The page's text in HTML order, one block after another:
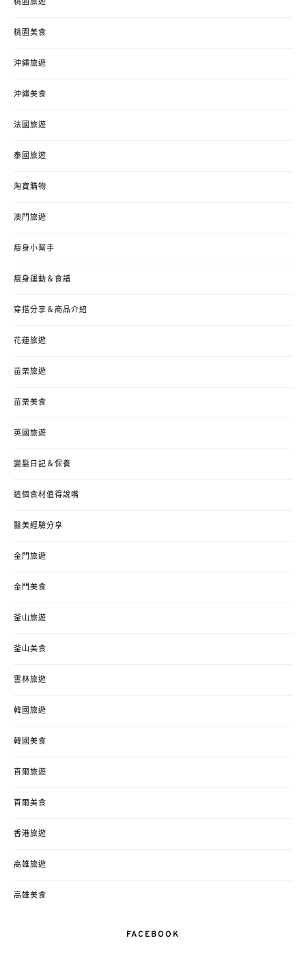
桃園旅遊
桃園美食
沖繩旅遊
沖繩美食
法國旅遊
泰國旅遊
淘寶購物
澳門旅遊
瘦身小幫手
瘦身運動＆食譜
穿搭分享＆商品介紹
花蓮旅遊
苗栗旅遊
苗栗美食
英國旅遊
變髮日記＆保養
這個食材值得說嘴
醫美經驗分享
金門旅遊
金門美食
釜山旅遊
釜山美食
雲林旅遊
韓國旅遊
韓國美食
首爾旅遊
首爾美食
香港旅遊
高雄旅遊
高雄美食
FACEBOOK